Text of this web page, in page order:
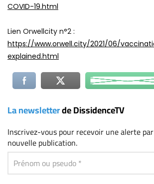
COVID-19.html
Lien Orwellcity n°2 :
https://www.orwell.city/2021/06/
explained.html
La newsletterde DissidenceTV
Inscrivez-vouspour recevoir une alerte
nouvelle publication.